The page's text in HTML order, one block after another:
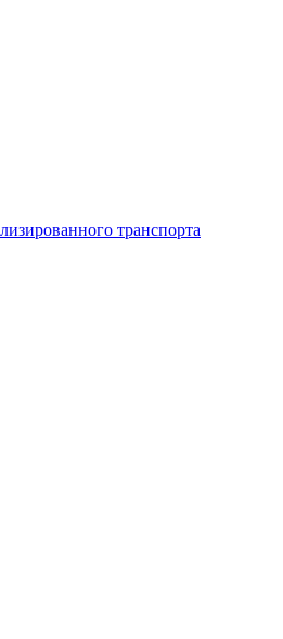
транспорта